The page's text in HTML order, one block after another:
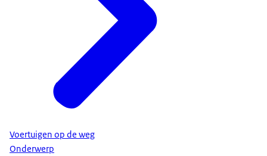
Voertuigen op de weg
Onderwerp